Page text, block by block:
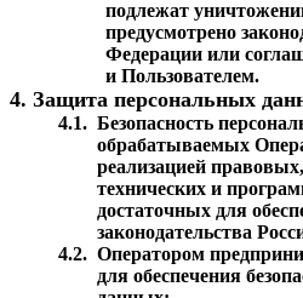
подлежат
предусмотрено
Федерации или
и Пользователем.
4. Защита персональных
4.1. Безопасность
обрабатываемых
реализацией
технических и
достаточных для
законодательства
4.2. Оператором
для обеспечения